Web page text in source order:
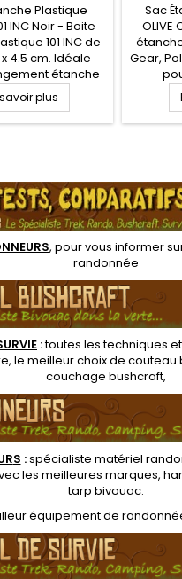
Plastique
INC Noir - Boite
101 INC de
x 4.5 cm. Idéale
étanche
matériel, et kit de
votre propre
Comporte deux
plus
Sac
OLIVE
Gear,
Sac
, pour vous informer
randonnée
:toutes les techniques et
, le meilleur choix de couteau
couchage bushcraft,
S :spécialiste matériel
les meilleures marques,
tarp bivouac.
équipement de